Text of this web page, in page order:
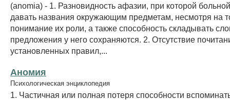
(anomia) - 1. Разновидность афазии, при которой
давать названия окружающим предметам, несмотря на
понимание их роли, а также способность складывать
предложения у него сохраняются. 2. Отсутствие
установленных правил,...
Аномия
Психологическая энциклопедия
1. Частичная или полная потеря способности